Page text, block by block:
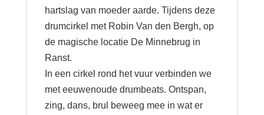
hartslag van moeder aarde. Tijdens deze
drumcirkel met Robin Van den Bergh, op
de magische locatie De Minnebrug in
Ranst.
In een cirkel rond het vuur verbinden we
met eeuwenoude drumbeats. Ontspan,
zing, dans, brul beweeg mee in wat er